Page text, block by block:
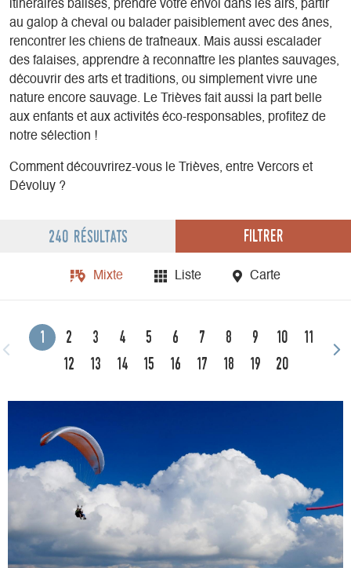
itinéraires balisés, prendre votre envol dans les airs, partir
au galop à cheval ou balader paisiblement avec des ânes,
rencontrer les chiens de traîneaux. Mais aussi escalader
des falaises, apprendre à reconnaître les plantes sauvages,
découvrir des arts et traditions, ou simplement vivre une
nature encore sauvage. Le Trièves fait aussi la part belle
aux enfants et aux activités éco-responsables, profitez de
notre sélection !
Comment découvrirez-vous le Trièves, entre Vercors et
Dévoluy ?
240 résultats Filtrer
Mixte Liste Carte
1 2 3 4 5 6 7 8 9 10
11
12
13 14 15 16 17 18 19 20